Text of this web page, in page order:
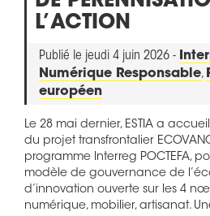
L’ACTION
Publié le jeudi 4 juin 2026 -
Numérique Responsable,
européen
Le 28 mai dernier, ESTIA a
du projet transfrontalier
programme Interreg POCTEFA,
modèle de gouvernance de
d’innovation ouverte sur les 4
numérique, mobilier, artisanat.